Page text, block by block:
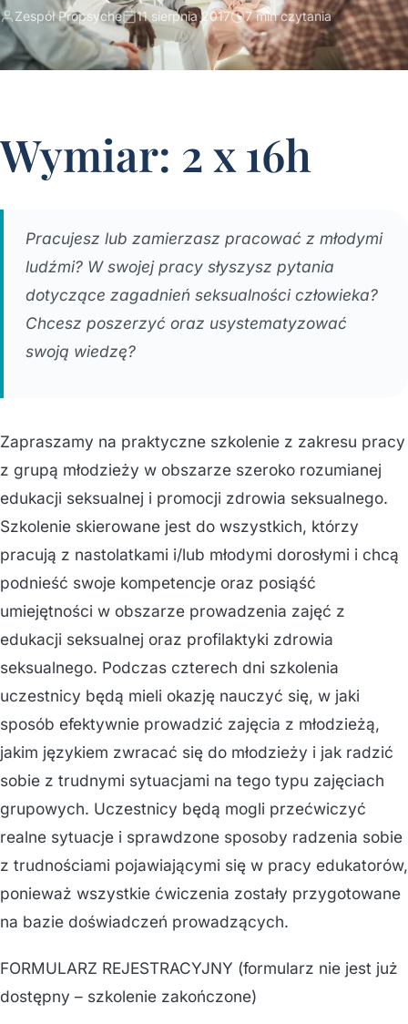
Zespół Propsyche 11 sierpnia 2017 7 min czytania
Wymiar: 2 x 16h
Pracujesz lub zamierzasz pracować z młodymi
ludźmi? W swojej pracy słyszysz pytania
dotyczące zagadnień seksualności człowieka?
Chcesz poszerzyć oraz usystematyzować
swoją wiedzę?
Zapraszamy na praktyczne szkolenie z zakresu pracy
z grupą młodzieży w obszarze szeroko rozumianej
edukacji seksualnej i promocji zdrowia seksualnego.
Szkolenie skierowane jest do wszystkich, którzy
pracują z nastolatkami i/lub młodymi dorosłymi i chcą
podnieść swoje kompetencje oraz posiąść
umiejętności w obszarze prowadzenia zajęć z
edukacji seksualnej oraz profilaktyki zdrowia
seksualnego. Podczas czterech dni szkolenia
uczestnicy będą mieli okazję nauczyć się, w jaki
sposób efektywnie prowadzić zajęcia z młodzieżą,
jakim językiem zwracać się do młodzieży i jak radzić
sobie z trudnymi sytuacjami na tego typu zajęciach
grupowych. Uczestnicy będą mogli przećwiczyć
realne sytuacje i sprawdzone sposoby radzenia sobie
z trudnościami pojawiającymi się w pracy edukatorów,
ponieważ wszystkie ćwiczenia zostały przygotowane
na bazie doświadczeń prowadzących.
FORMULARZ REJESTRACYJNY (formularz nie jest już
dostępny – szkolenie zakończone)